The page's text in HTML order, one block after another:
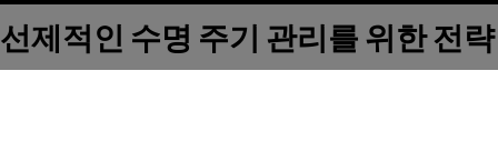
선제적인 수명 주기 관리를 위한 전략